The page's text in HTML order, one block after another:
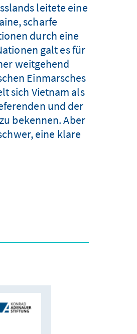
leitete eine
scharfe
durch eine
galt es für
weitgehend
Einmarsches
sich Vietnam als
und der
bekennen. Aber
eine klare